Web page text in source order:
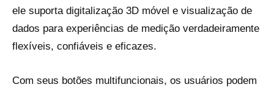
ele suporta digitalização 3D móvel e visualização de
dados para experiências de medição verdadeiramente
flexíveis, confiáveis ​​e eficazes.
Com seus botões multifuncionais, os usuários podem